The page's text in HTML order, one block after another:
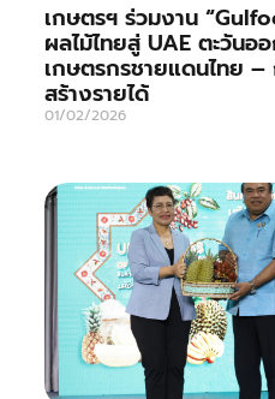
เกษตรฯ ร่วมงาน
ผลไม้ไทยสู่ UAE ตะวันอ
เกษตรกรชายแดนไทย
สร้างรายได้
01/02/2026